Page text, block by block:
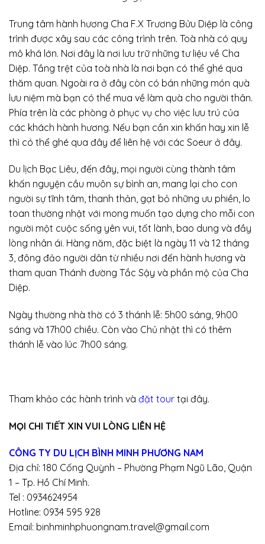
Trung tâm hành hương Cha F.X Trương Bửu Diệp là công
trình được xây sau các công trình trên. Toà nhà có quy
mô khá lớn. Nơi đây là nơi lưu trữ những tư liệu về Cha
Diệp. Tầng trệt của toà nhà là nơi bạn có thể ghé qua
thăm quan. Ngoài ra ở đây còn có bán những món quà
lưu niệm mà bạn có thể mua về làm quà cho người thân.
Phía trên là các phòng ở phục vụ cho việc lưu trú của
các khách hành hương. Nếu bạn cần xin khấn hay xin lễ
thì có thể ghé qua đây để liên hệ với các Soeur ở đây.
Du lịch Bạc Liêu, đến đây, mọi người cùng thành tâm
khấn nguyện cầu muôn sự bình an, mang lại cho con
người sự tĩnh tâm, thanh thản, gạt bỏ những ưu phiền, lo
toan thường nhật với mong muốn tạo dựng cho mỗi con
người một cuộc sống yên vui, tốt lành, bao dung và đầy
lòng nhân ái. Hàng năm, đặc biệt là ngày 11 và 12 tháng
3, đông đảo người dân từ nhiều nơi đến hành hương và
tham quan Thánh đường Tắc Sậy và phần mộ của Cha
Diệp.
Ngày thường nhà thờ có 3 thánh lễ: 5h00 sáng, 9h00
sáng và 17h00 chiều. Còn vào Chủ nhật thì có thêm
thánh lễ vào lúc 7h00 sáng.
Tham khảo các hành trình và đặt tour tại đây.
MỌI CHI TIẾT XIN VUI LÒNG LIÊN HỆ
CÔNG TY DU LỊCH BÌNH MINH PHƯƠNG NAM
Địa chỉ: 180 Cống Quỳnh – Phường Phạm Ngũ Lão, Quận
1 – Tp. Hồ Chí Minh.
Tel : 0934624954
Hotline: 0934 595 928
Email: binhminhphuongnam.travel@gmail.com